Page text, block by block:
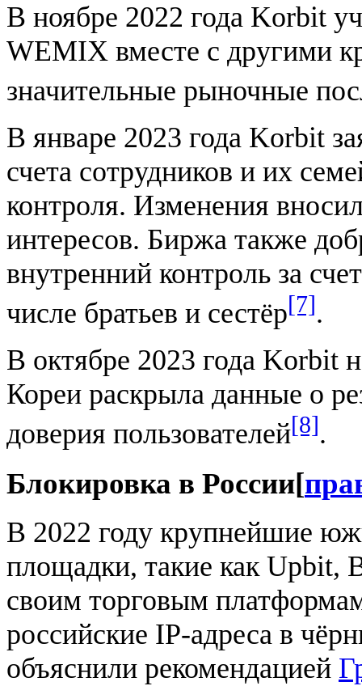
В ноябре 2022 года Korbit
WEMIX вместе с другими
значительные рыночные
В январе 2023 года Korbit
счета сотрудников и их
контроля. Изменения
интересов. Биржа также
внутренний контроль за
числе братьев и сестёр[7].
В октябре 2023 года
Кореи раскрыла данные о
доверия пользователей[8].
Блокировка в России[
В 2022 году крупнейшие
площадки, такие как Upbit,
своим торговым
российские IP-адреса в
объяснили рекомендацией